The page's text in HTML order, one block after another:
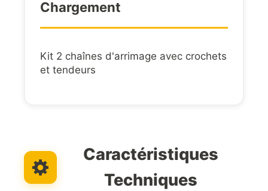
Chargement
Kit 2 chaînes d'arrimage avec crochets
et tendeurs
Caractéristiques
Techniques